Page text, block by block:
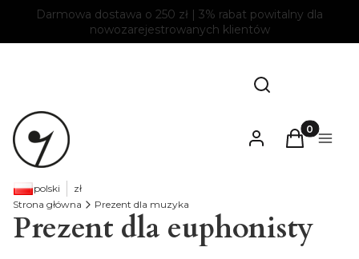
Darmowa dostawa o 250 zł | 3% rabat powitalny dla
nowozarejestrowanych klientów
Otwórz
Szukaj
Zaloguj sięProdukty
KoszykMenu
polski
zł
Strona główna
Prezent dla muzyka
Prezent dla euphonisty